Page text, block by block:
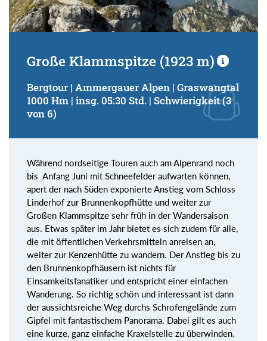
Große Klammspitze (1923 m)
Bergtour | Ammergauer Alpen | Graswangtal
1000 Hm | insg. 05:30 Std. | Schwierigkeit (3
von 6)
Während nordseitige Touren auch am Alpenrand noch
bis Anfang Juni mit Schneefelder aufwarten können,
apert der nach Süden exponierte Anstieg vom Schloss
Linderhof zur Brunnenkopfhütte und weiter zur
Großen Klammspitze sehr früh in der Wandersaison
aus. Etwas später im Jahr bietet es sich zudem für alle,
die mit öffentlichen Verkehrsmitteln anreisen an,
weiter zur Kenzenhütte zu wandern. Der Anstieg bis zu
den Brunnenkopfhäusern ist nichts für
Einsamkeitsfanatiker und entspricht einer einfachen
Wanderung. So richtig schön und interessant ist dann
der aussichtsreiche Weg durchs Schrofengelände zum
Gipfel mit fantastischem Panorama. Dabei gilt es auch
eine kurze, ganz einfache Kraxelstelle zu überwinden.